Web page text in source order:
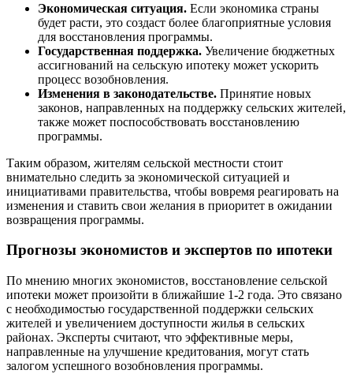
Экономическая ситуация. Если экономика страны
будет расти, это создаст более благоприятные условия
для восстановления программы.
Государственная поддержка. Увеличение бюджетных
ассигнований на сельскую ипотеку может ускорить
процесс возобновления.
Изменения в законодательстве. Принятие новых
законов, направленных на поддержку сельских жителей,
также может поспособствовать восстановлению
программы.
Таким образом, жителям сельской местности стоит
внимательно следить за экономической ситуацией и
инициативами правительства, чтобы вовремя реагировать на
изменения и ставить свои желания в приоритет в ожидании
возвращения программы.
Прогнозы экономистов и экспертов по ипотеки
По мнению многих экономистов, восстановление сельской
ипотеки может произойти в ближайшие 1-2 года. Это связано
с необходимостью государственной поддержки сельских
жителей и увеличением доступности жилья в сельских
районах. Эксперты считают, что эффективные меры,
направленные на улучшение кредитования, могут стать
залогом успешного возобновления программы.